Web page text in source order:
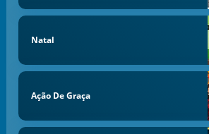
Natal
Ação De Graça